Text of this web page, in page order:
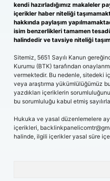
kendi hazırladığımız makaleler
içerikler haber niteliği
hakkında paylaşım
isim benzerlikleri tamamen
halindedir ve tavsiye niteliği
Sitemiz, 5651 Sayılı Kanun
Kurumu (BTK) tarafından
vermektedir. Bu nedenle, sitedeki
veya araştırma yükümlülüğümüz
yazdıkları içeriklerin
bu sorumluluğu kabul etmiş
Hukuka ve yasal düzenlemelere
içerikleri,
halinde, ilgili içerikler yasal süre